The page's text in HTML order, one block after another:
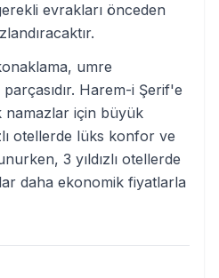
evrakları önceden
umre
Harem-i Şerif'e
namazlar için büyük
otellerde lüks konfor ve
3 yıldızlı otellerde
daha ekonomik fiyatlarla